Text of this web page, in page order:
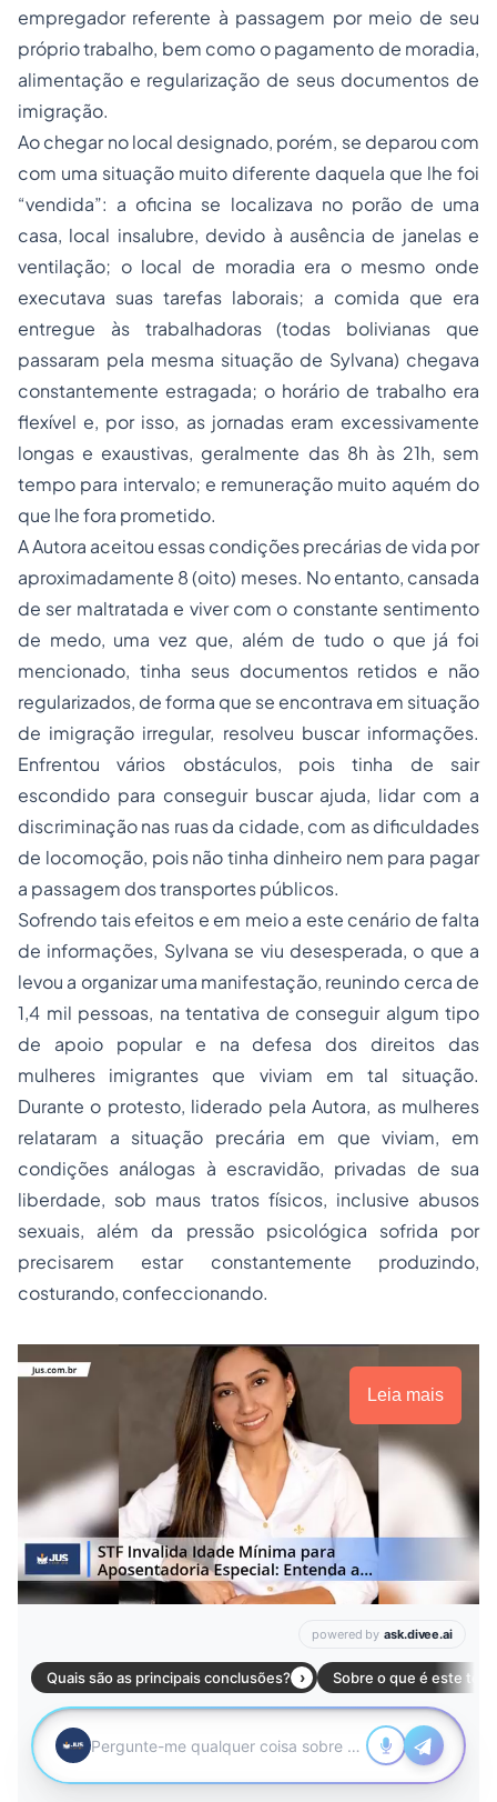
empregador referente à passagem por meio de seu
próprio trabalho, bem como o pagamento de moradia,
alimentação e regularização de seus documentos de
imigração.
Ao chegar no local designado, porém, se deparou com
com uma situação muito diferente daquela que lhe foi
“vendida”: a oficina se localizava no porão de uma
casa, local insalubre, devido à ausência de janelas e
ventilação; o local de moradia era o mesmo onde
executava suas tarefas laborais; a comida que era
entregue às trabalhadoras (todas bolivianas que
passaram pela mesma situação de Sylvana) chegava
constantemente estragada; o horário de trabalho era
flexível e, por isso, as jornadas eram excessivamente
longas e exaustivas, geralmente das 8h às 21h, sem
tempo para intervalo; e remuneração muito aquém do
que lhe fora prometido.
A Autora aceitou essas condições precárias de vida por
aproximadamente 8 (oito) meses. No entanto, cansada
de ser maltratada e viver com o constante sentimento
de medo, uma vez que, além de tudo o que já foi
mencionado, tinha seus documentos retidos e não
regularizados, de forma que se encontrava em situação
de imigração irregular, resolveu buscar informações.
Enfrentou vários obstáculos, pois tinha de sair
escondido para conseguir buscar ajuda, lidar com a
discriminação nas ruas da cidade, com as dificuldades
de locomoção, pois não tinha dinheiro nem para pagar
a passagem dos transportes públicos.
Sofrendo tais efeitos e em meio a este cenário de falta
de informações, Sylvana se viu desesperada, o que a
levou a organizar uma manifestação, reunindo cerca de
1,4 mil pessoas, na tentativa de conseguir algum tipo
de apoio popular e na defesa dos direitos das
mulheres imigrantes que viviam em tal situação.
Durante o protesto, liderado pela Autora, as mulheres
relataram a situação precária em que viviam, em
condições análogas à escravidão, privadas de sua
liberdade, sob maus tratos físicos, inclusive abusos
sexuais, além da pressão psicológica sofrida por
precisarem estar constantemente produzindo,
costurando, confeccionando.
Leia mais